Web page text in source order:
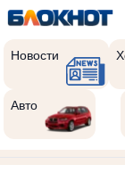
Новости
Авто